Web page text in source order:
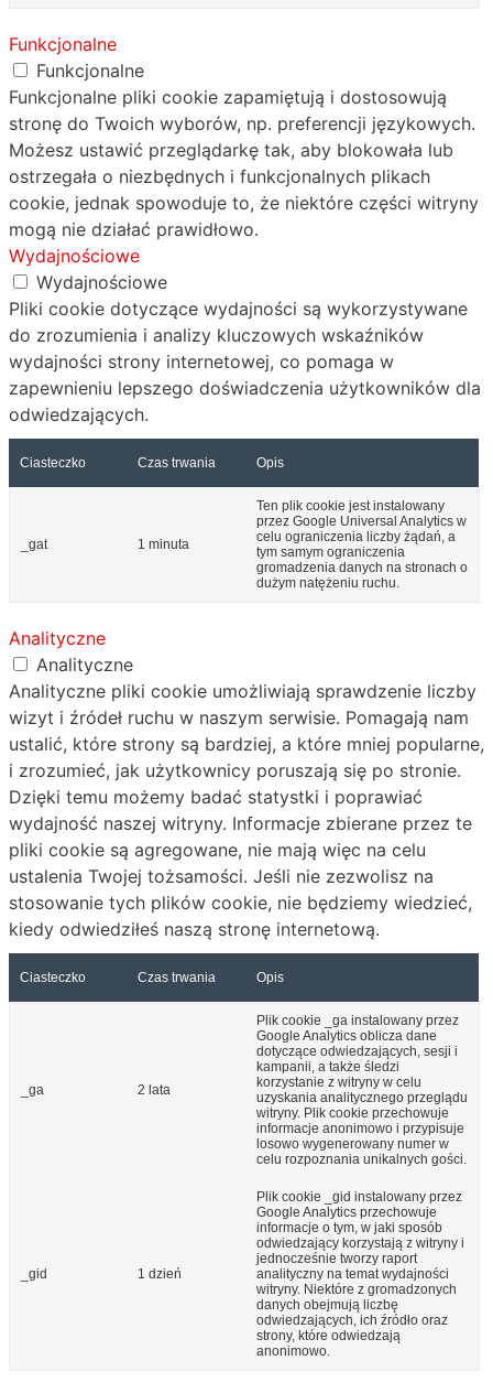
Funkcjonalne
Funkcjonalne
Funkcjonalne pliki cookie zapamiętują i dostosowują
stronę do Twoich wyborów, np. preferencji językowych.
Możesz ustawić przeglądarkę tak, aby blokowała lub
ostrzegała o niezbędnych i funkcjonalnych plikach
cookie, jednak spowoduje to, że niektóre części witryny
mogą nie działać prawidłowo.
Wydajnościowe
Wydajnościowe
Pliki cookie dotyczące wydajności są wykorzystywane
do zrozumienia i analizy kluczowych wskaźników
wydajności strony internetowej, co pomaga w
zapewnieniu lepszego doświadczenia użytkowników dla
odwiedzających.
Ciasteczko Czas trwania Opis
_gat 1 minuta
Ten plik cookie jest instalowany
przez Google Universal Analytics w
celu ograniczenia liczby żądań, a
tym samym ograniczenia
gromadzenia danych na stronach o
dużym natężeniu ruchu.
Analityczne
Analityczne
Analityczne pliki cookie umożliwiają sprawdzenie liczby
wizyt i źródeł ruchu w naszym serwisie. Pomagają nam
ustalić, które strony są bardziej, a które mniej popularne,
i zrozumieć, jak użytkownicy poruszają się po stronie.
Dzięki temu możemy badać statystki i poprawiać
wydajność naszej witryny. Informacje zbierane przez te
pliki cookie są agregowane, nie mają więc na celu
ustalenia Twojej tożsamości. Jeśli nie zezwolisz na
stosowanie tych plików cookie, nie będziemy wiedzieć,
kiedy odwiedziłeś naszą stronę internetową.
Ciasteczko Czas trwania Opis
_ga 2 lata
Plik cookie _ga instalowany przez
Google Analytics oblicza dane
dotyczące odwiedzających, sesji i
kampanii, a także śledzi
korzystanie z witryny w celu
uzyskania analitycznego przeglądu
witryny. Plik cookie przechowuje
informacje anonimowo i przypisuje
losowo wygenerowany numer w
celu rozpoznania unikalnych gości.
_gid 1 dzień
Plik cookie _gid instalowany przez
Google Analytics przechowuje
informacje o tym, w jaki sposób
odwiedzający korzystają z witryny i
jednocześnie tworzy raport
analityczny na temat wydajności
witryny. Niektóre z gromadzonych
danych obejmują liczbę
odwiedzających, ich źródło oraz
strony, które odwiedzają
anonimowo.